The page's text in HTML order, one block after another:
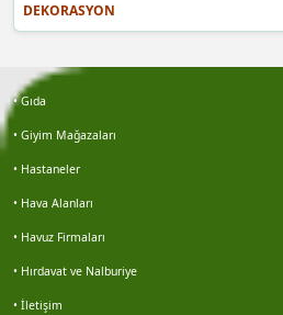
Emre kaya
DEKORASYON
• Gıda
• Giyim Mağazaları
• Hastaneler
• Hava Alanları
• Havuz Firmaları
• Hırdavat ve Nalburiye
• İletişim